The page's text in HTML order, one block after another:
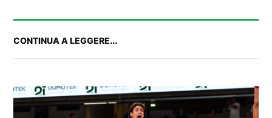
CONTINUA A LEGGERE...